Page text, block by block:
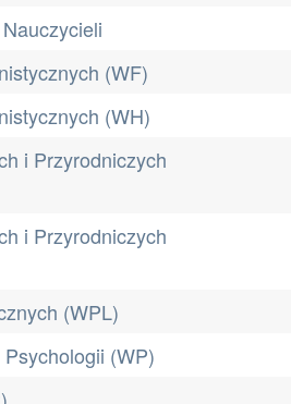
(WF)
(WH)
i Przyrodniczych
i Przyrodniczych
(WPL)
(WP)